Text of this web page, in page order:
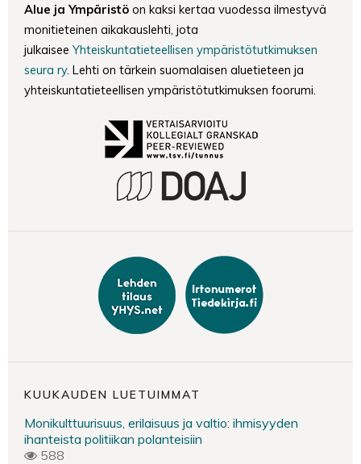
Alue ja Ympäristö on kaksi kertaa vuodessa ilmestyvä
monitieteinen aikakauslehti, jota
julkaisee Yhteiskuntatieteellisen ympäristötutkimuksen
seura ry. Lehti on tärkein suomalaisen aluetieteen ja
yhteiskuntatieteellisen ympäristötutkimuksen foorumi.
KUUKAUDEN LUETUIMMAT
Monikulttuurisuus, erilaisuus ja valtio: ihmisyyden
ihanteista politiikan polanteisiin
588